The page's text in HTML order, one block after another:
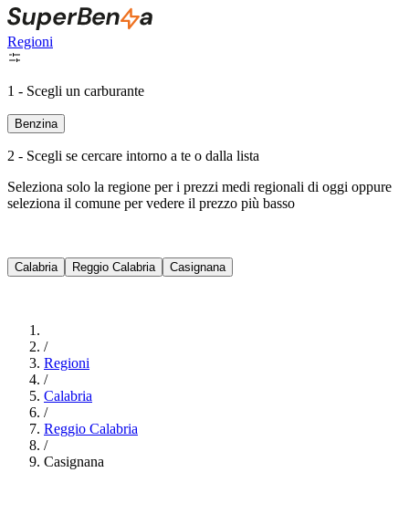
Regioni
1 - Scegli un carburante
Benzina
2 - Scegli se cercare intorno a te o dalla lista
Seleziona solo la regione per i prezzi medi regionali di oggi oppure
seleziona il comune per vedere il prezzo più basso
Calabria Reggio Calabria Casignana
/
Regioni
/
Calabria
/
Reggio Calabria
/
Casignana